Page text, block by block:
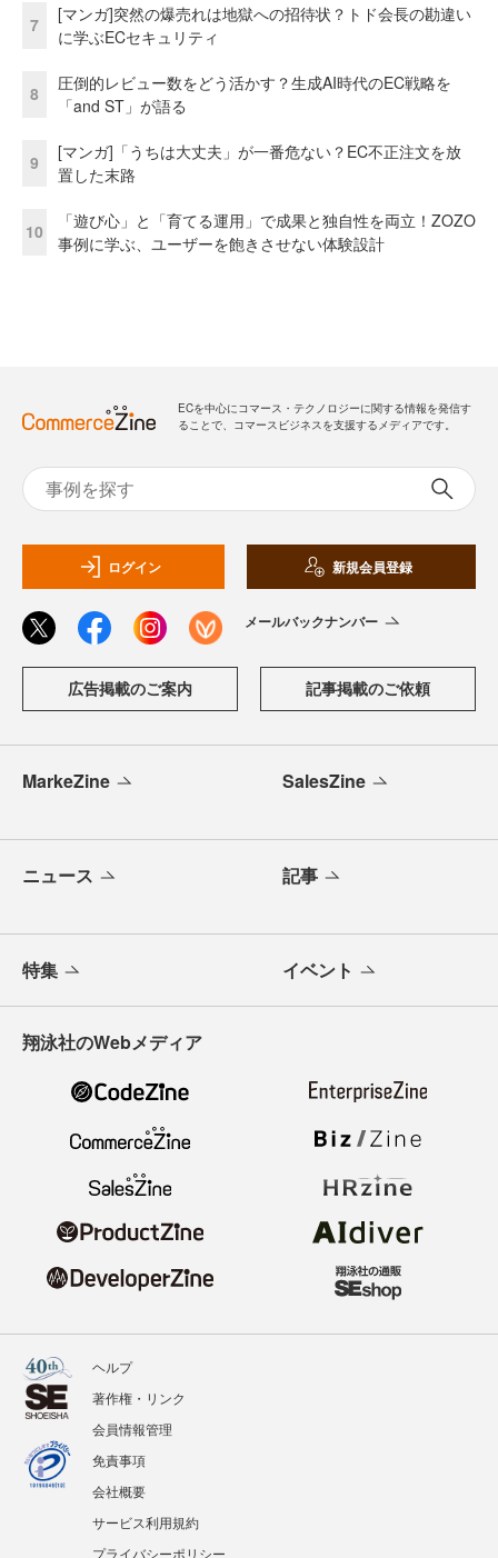
7
[マンガ]突然の爆売れは地獄への招待状？トド会長の勘違い
に学ぶECセキュリティ
8
圧倒的レビュー数をどう活かす？生成AI時代のEC戦略を
「and ST」が語る
9
[マンガ]「うちは大丈夫」が一番危ない？EC不正注文を放
置した末路
10
「遊び心」と「育てる運用」で成果と独自性を両立！ZOZO
事例に学ぶ、ユーザーを飽きさせない体験設計
ECを中心にコマース・テクノロジーに関する情報を発信す
ることで、コマースビジネスを支援するメディアです。
ログイン 新規会員登録
メールバックナンバー
広告掲載のご案内 記事掲載のご依頼
MarkeZine SalesZine
ニュース 記事
特集 イベント
翔泳社のWebメディア
ヘルプ
著作権・リンク
会員情報管理
免責事項
会社概要
サービス利用規約
プライバシーポリシー